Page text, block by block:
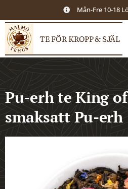
Mån-Fre 10-18
TE FÖR KROPP & SJÄL
Pu-erh te King
smaksatt Pu-erh